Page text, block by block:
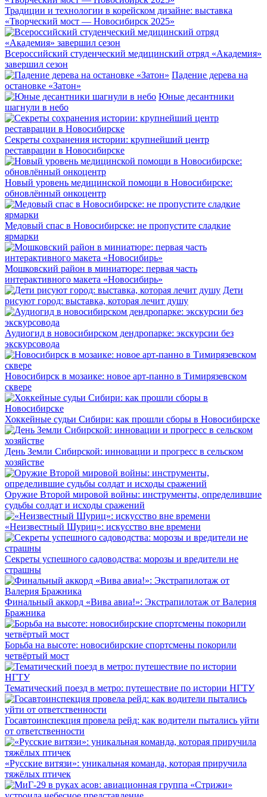
Традиции и технологии в корейском дизайне: выставка
«Творческий мост — Новосибирск 2025»
Всероссийский студенческий медицинский отряд «Академия»
завершил сезон
Падение дерева на
остановке «Затон»
Юные десантники
шагнули в небо
Секреты сохранения истории: крупнейший центр
реставрации в Новосибирске
Новый уровень медицинской помощи в Новосибирске:
обновлённый онкоцентр
Медовый спас в Новосибирске: не пропустите сладкие
ярмарки
Мошковский район в миниатюре: первая часть
интерактивного макета «Новосибирь»
Дети
рисуют город: выставка, которая лечит душу
Аудиогид в новосибирском дендропарке: экскурсии без
экскурсовода
Новосибирск в мозаике: новое арт-панно в Тимирязевском
сквере
Хоккейные судьи Сибири: как прошли сборы в Новосибирске
День Земли Сибирской: инновации и прогресс в сельском
хозяйстве
Оружие Второй мировой войны: инструменты, определившие
судьбы солдат и исходы сражений
«Неизвестный Шуриц»: искусство вне времени
Секреты успешного садоводства: морозы и вредители не
страшны
Финальный аккорд «Вива авиа!»: Экстрапилотаж от Валерия
Бражника
Борьба на высоте: новосибирские спортсмены покорили
четвёртый мост
Тематический поезд в метро: путешествие по истории НГТУ
Госавтоинспекция провела рейд: как водители пытались уйти
от ответственности
«Русские витязи»: уникальная команда, которая приручила
тяжёлых птичек